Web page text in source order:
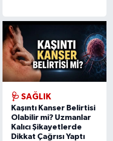
🩺 SAĞLIK
Kaşıntı Kanser Belirtisi
Olabilir mi? Uzmanlar
Kalıcı Şikayetlerde
Dikkat Çağrısı Yaptı